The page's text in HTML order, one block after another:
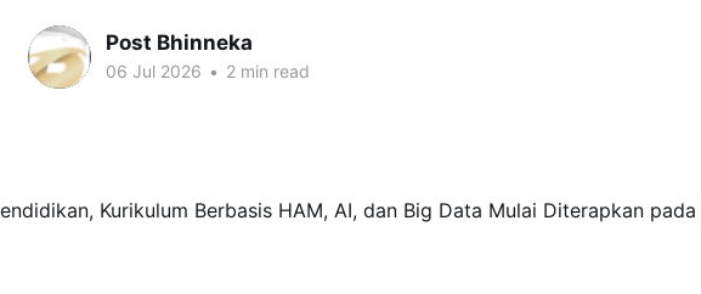
Post Bhinneka
06 Jul 2026 • 2 min read